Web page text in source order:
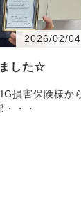
2026/02/04
した☆
・・